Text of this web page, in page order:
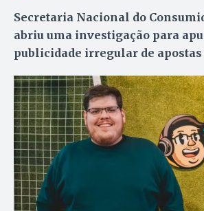
Secretaria Nacional do
abriu uma investigação para
publicidade irregular de